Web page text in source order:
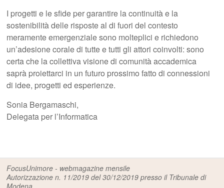
I progetti e le sfide per garantire la continuità e la
sostenibilità delle risposte al di fuori del contesto
meramente emergenziale sono molteplici e richiedono
un’adesione corale di tutte e tutti gli attori coinvolti: sono
certa che la collettiva visione di comunità accademica
saprà proiettarci in un futuro prossimo fatto di connessioni
di idee, progetti ed esperienze.
Sonia Bergamaschi,
Delegata per l’Informatica
FocusUnimore - webmagazine mensile
Autorizzazione n. 11/2019 del 30/12/2019 presso il Tribunale di
Modena